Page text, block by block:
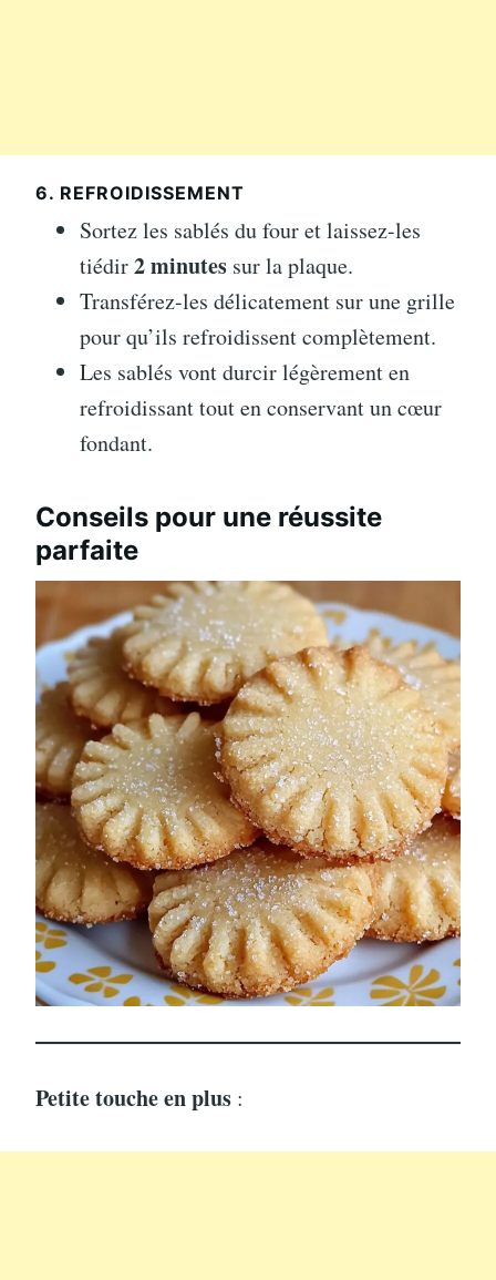
6. REFROIDISSEMENT
Sortez les sablés du four et laissez-les
tiédir2 minutes sur la plaque.
Transférez-les délicatement sur une grille
pour qu’ils refroidissent complètement.
Les sablés vont durcir légèrement en
refroidissant tout en conservant un cœur
fondant.
Conseils pour une réussite
parfaite
Petite touche en plus :